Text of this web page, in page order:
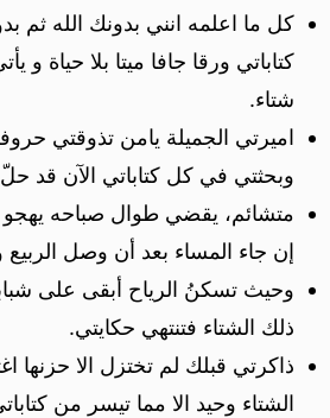
كل ما اعلمه انني بدونك الله ثم
كتاباتي ورقا جافا ميتا بلا حياة و
شتاء.
اميرتي الجميلة يامن تذوقتي
وبحثتي في كل كتاباتي الآن قد حلّ
متشائم، يقضي طوال صباحه يهجو
إن جاء المساء بعد أن وصل الربيع
وحيث تسكنُ الرياح أبقى على
ذلك الشتاء فتنتهي حكايتي.
ذاكرتي قبلك لم تختزل الا حزنها
الشتاء وحيد الا مما تيسر من